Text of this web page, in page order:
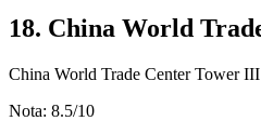
18. China World
China World Trade Center Tower III
Nota: 8.5/10